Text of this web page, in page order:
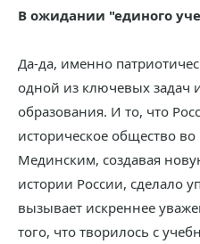
В ожидании "единого
Да-да, именно
одной из ключевых задач
образования. И то, что
историческое общество
Мединским, создавая
истории России, сделало
вызывает искреннее
того, что творилось с